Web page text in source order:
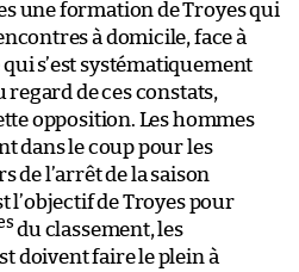
une formation de Troyes qui
à domicile, face à
s’est systématiquement
regard de ces constats,
opposition. Les hommes
dans le coup pour les
de l’arrêt de la saison
l’objectif de Troyes pour
du classement, les
doivent faire le plein à